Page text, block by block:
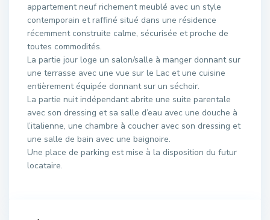
appartement neuf richement meublé avec un style
contemporain et raffiné situé dans une résidence
récemment construite calme, sécurisée et proche de
toutes commodités.
La partie jour loge un salon/salle à manger donnant sur
une terrasse avec une vue sur le Lac et une cuisine
entièrement équipée donnant sur un séchoir.
La partie nuit indépendant abrite une suite parentale
avec son dressing et sa salle d’eau avec une douche à
l’italienne, une chambre à coucher avec son dressing et
une salle de bain avec une baignoire.
Une place de parking est mise à la disposition du futur
locataire.